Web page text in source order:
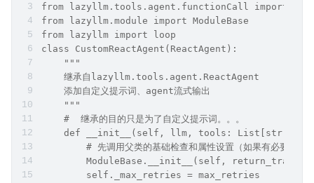
from lazyllm.tools.agent.functionCall import
from lazyllm.module import ModuleBase
from lazyllm import loop
class CustomReactAgent(ReactAgent):
    """
    继承自lazyllm.tools.agent.ReactAgent
    添加自定义提示词、agent流式输出
    """
    #  继承的目的只是为了自定义提示词。。。
def __init__(self, llm, tools: List[str],
# 先调用父类的基础检查和属性设置（如果有必要可
ModuleBase.__init__(self,
        self._max_retries = max_retries